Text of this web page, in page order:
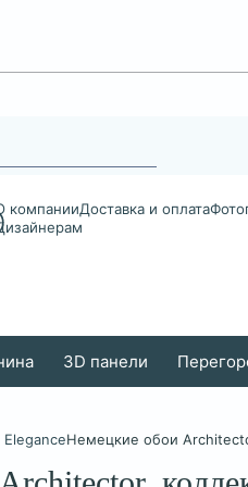
компанииДоставка и оплата
3D панели
Немецкие обои